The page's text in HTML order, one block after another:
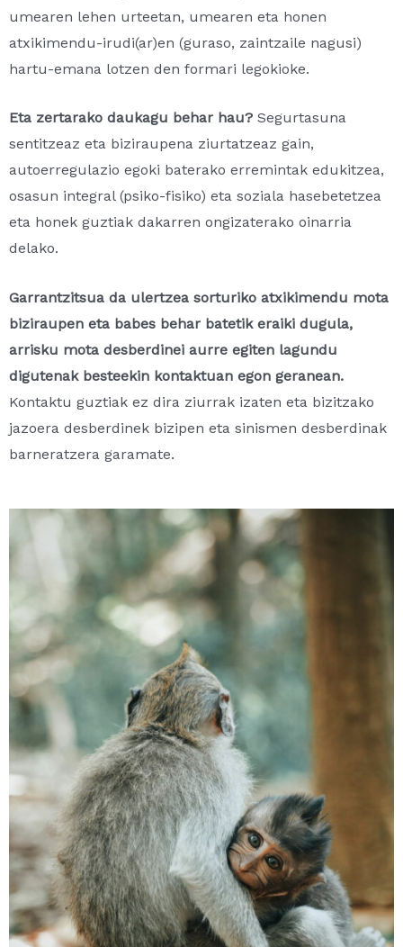
umearen lehen urteetan, umearen eta honen
atxikimendu-irudi(ar)en (guraso, zaintzaile nagusi)
hartu-emana lotzen den formari legokioke.
Eta zertarako daukagu behar hau? Segurtasuna
sentitzeaz eta biziraupena ziurtatzeaz gain,
autoerregulazio egoki baterako erremintak edukitzea,
osasun integral (psiko-fisiko) eta soziala hasebetetzea
eta honek guztiak dakarren ongizaterako oinarria
delako.
Garrantzitsua da ulertzea sorturiko atxikimendu mota
biziraupen eta babes behar batetik eraiki dugula,
arrisku mota desberdinei aurre egiten lagundu
digutenak besteekin kontaktuan egon geranean.
Kontaktu guztiak ez dira ziurrak izaten eta bizitzako
jazoera desberdinek bizipen eta sinismen desberdinak
barneratzera garamate.